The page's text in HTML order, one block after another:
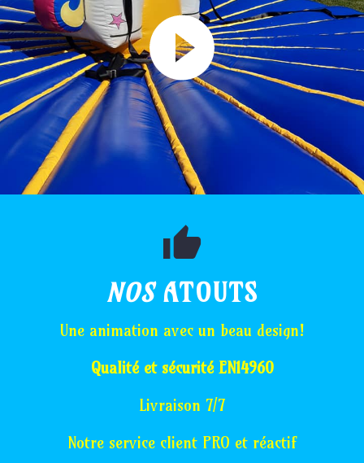
NOSATOUTS
Une animation avec un beau design!
Qualité et sécurité EN14960
Livraison 7/7
Notre service client PRO et réactif